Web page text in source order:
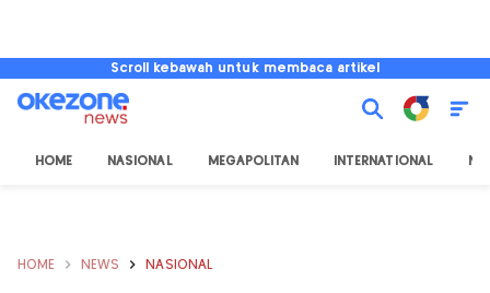
Scroll kebawah untuk membaca artikel
HOME NASIONAL MEGAPOLITAN INTERNATIONAL
HOME NEWS NASIONAL